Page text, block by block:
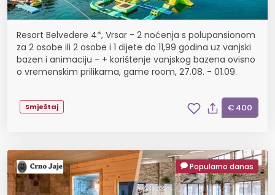
Resort Belvedere 4*, Vrsar - 2 noćenja s polupansionom
za 2 osobe ili 2 osobe i 1 dijete do 11,99 godina uz vanjski
bazen i animaciju - + korištenje vanjskog bazena ovisno
o vremenskim prilikama, game room, 27.08. - 01.09.
Smještaj € 400
Popularno danas